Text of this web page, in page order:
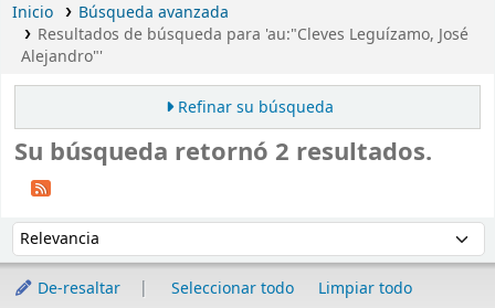
Inicio
Búsqueda avanzada
Resultados de búsqueda para 'au:"Cleves Leguízamo, José
Alejandro"'
Refinar su búsqueda
Su búsqueda retornó 2 resultados.
Ordenar por:
De-resaltar Seleccionar todo Limpiar todo